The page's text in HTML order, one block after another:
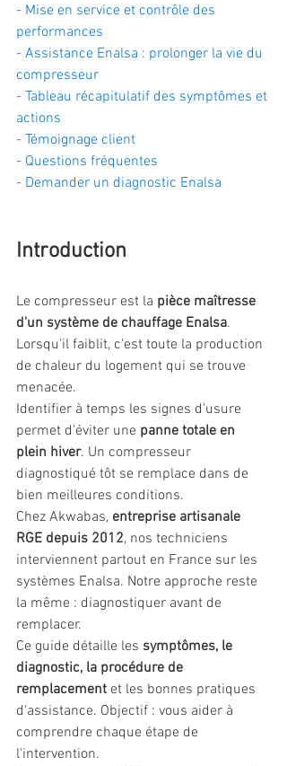
- Mise en service et contrôle des
performances
- Assistance Enalsa : prolonger la vie du
compresseur
- Tableau récapitulatif des symptômes et
actions
- Témoignage client
- Questions fréquentes
- Demander un diagnostic Enalsa
Introduction
Le compresseur est la pièce maîtresse
d'un système de chauffage Enalsa.
Lorsqu'il faiblit, c'est toute la production
de chaleur du logement qui se trouve
menacée.
Identifier à temps les signes d'usure
permet d'éviter une panne totale en
plein hiver. Un compresseur
diagnostiqué tôt se remplace dans de
bien meilleures conditions.
Chez Akwabas, entreprise artisanale
RGE depuis 2012, nos techniciens
interviennent partout en France sur les
systèmes Enalsa. Notre approche reste
la même : diagnostiquer avant de
remplacer.
Ce guide détaille les symptômes, le
diagnostic, la procédure de
remplacement et les bonnes pratiques
d'assistance. Objectif : vous aider à
comprendre chaque étape de
l'intervention.